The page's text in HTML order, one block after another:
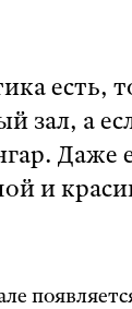
есть,
зал, а
Даже
и